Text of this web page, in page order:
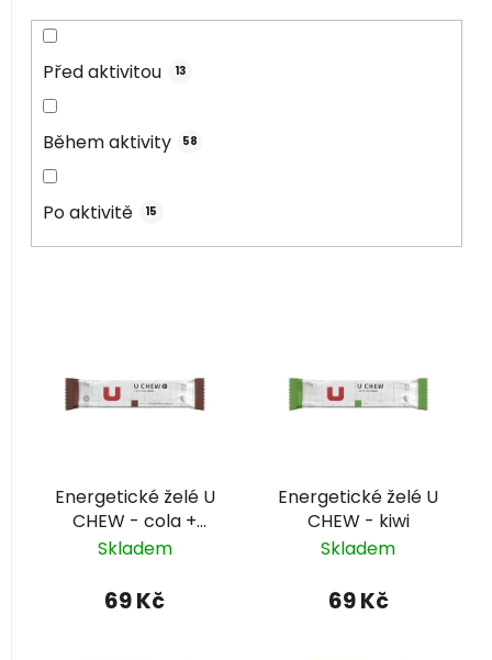
Před aktivitou 13
Během aktivity 58
Po aktivitě 15
Energetické želé U
CHEW - cola +
kofein
Skladem
69 Kč
Energetické želé U
CHEW - kiwi
Skladem
69 Kč